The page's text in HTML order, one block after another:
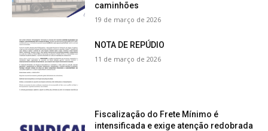
caminhões
19 de março de 2026
NOTA DE REPÚDIO
11 de março de 2026
Fiscalização do Frete Mínimo é
intensificada e exige atenção redobrada